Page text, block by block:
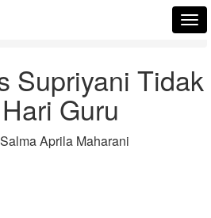
Tidak Bersalah di Hari Guru
Supriyani Tidak
Guru
Salma Aprila Maharani